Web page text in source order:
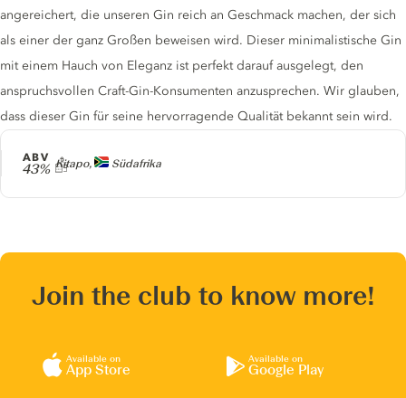
Producer
Kitapo, Südafrika
ABV
43%
angereichert, die unseren Gin reich an Geschmack machen, der sich
als einer der ganz Großen beweisen wird. Dieser minimalistische Gin
mit einem Hauch von Eleganz ist perfekt darauf ausgelegt, den
anspruchsvollen Craft-Gin-Konsumenten anzusprechen. Wir glauben,
dass dieser Gin für seine hervorragende Qualität bekannt sein wird.
Join the club to know more!
Available on
App Store
Available on
Google Play